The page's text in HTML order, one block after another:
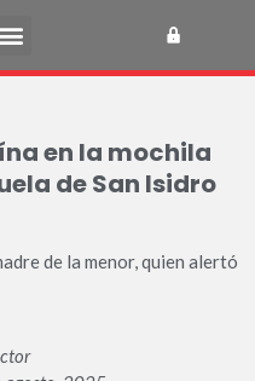
en la mochila
de San Isidro
de la menor, quien alertó